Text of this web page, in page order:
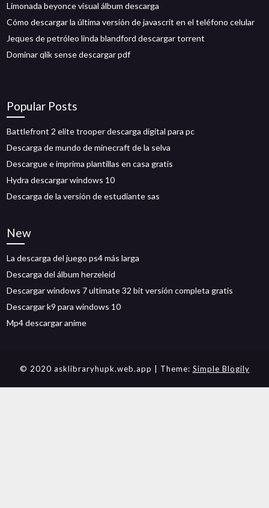
Limonada beyonce visual álbum descarga
Cómo descargar la última versión de javascrit en el teléfono celular
Jeques de petróleo linda blandford descargar torrent
Dominar qlik sense descargar pdf
Popular Posts
Battlefront 2 elite trooper descarga digital para pc
Descarga de mundo de minecraft de la selva
Descargue e imprima plantillas en casa gratis
Hydra descargar windows 10
Descarga de la versión de estudiante sas
New
La descarga del juego ps4 más larga
Descarga del álbum herzeleid
Descargar windows 7 ultimate 32 bit versión completa gratis
Descargar k9 para windows 10
Mp4 descargar anime
© 2020 asklibraryhupk.web.app | Theme: Simple Blogily